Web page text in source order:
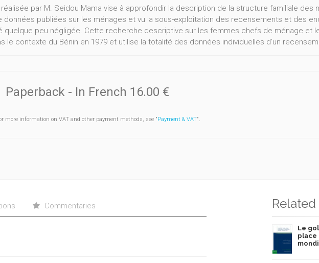
par M. Seidou Mama vise à approfondir la description de la structure familiale des
données publiées sur les ménages et vu la sous-exploitation des recensements et des
quelque peu négligée. Cette recherche descriptive sur les femmes chefs de ménage et
le contexte du Bénin en 1979 et utilise la totalité des données individuelles d’un
selon le sexe, l’âge, le statut matrimonial, le niveau d’instruction, le type d’activité, la
profession, la région de résidence et l’ethnie du chef de ménage. La composition des
du ménage. Ainsi le type de ménage qu’une femme dirige est mis en rapport avec le
Paperback - In French 16.00 €
more information on VAT and other payment methods, see "Payment & VAT".
Commentaries Related
Le
place